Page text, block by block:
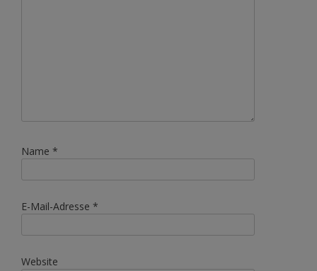
Name *
E-Mail-Adresse *
Website